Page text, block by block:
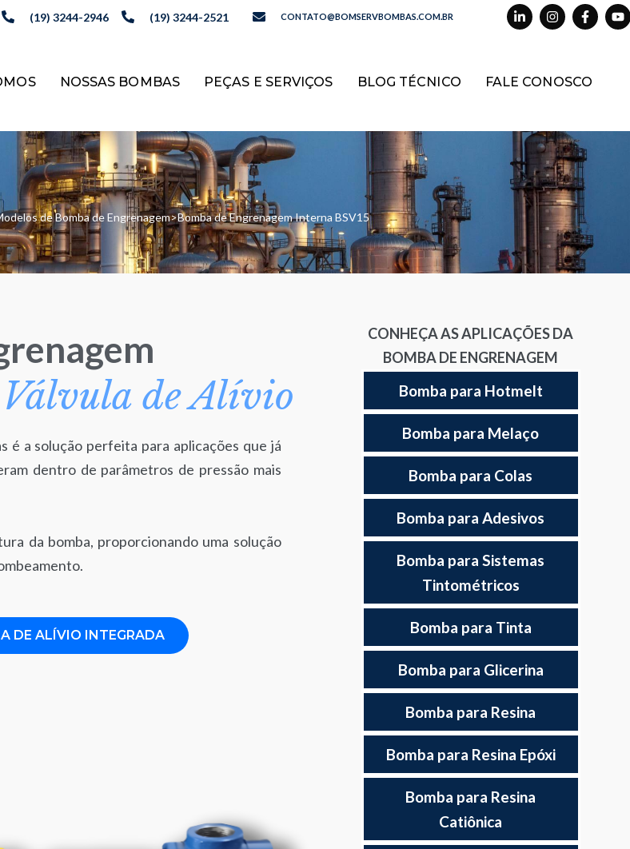
(19) 3244-2946 (19) 3244-2521 CONTATO@BOMSERVBOMBAS.COM.BR
NOSSAS BOMBAS PEÇAS E SERVIÇOS BLOG TÉCNICO FALE CONOSCO
de Bomba de Engrenagem>Bomba de Engrenagem Interna BSV15
de Alívio
é a solução perfeita para aplicações que já
dentro de parâmetros de pressão mais
da bomba, proporcionando uma solução
DE ALÍVIO INTEGRADA
CONHEÇA AS APLICAÇÕES DA
BOMBA DE ENGRENAGEM
Bomba para Hotmelt
Bomba para Melaço
Bomba para Colas
Bomba para Adesivos
Bomba para Sistemas
Tintométricos
Bomba para Tinta
Bomba para Glicerina
Bomba para Resina
Bomba para Resina Epóxi
Bomba para Resina
Catiônica